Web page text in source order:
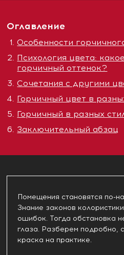
Оглавление
Особенности
Психология цвета:
горчичный оттенок?
Сочетания с другими
Горчичный цвет в
Горчичный в разных
Заключительный абзац
Помещения становятся по-
Знание законов
ошибок. Тогда обстановка
глаза. Разберем подробно,
краска на практике.